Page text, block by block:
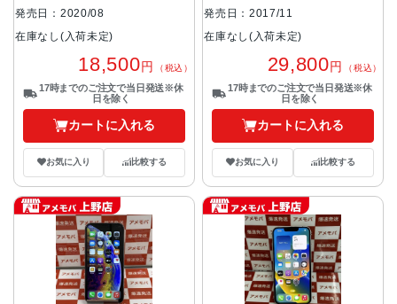
発売日：2020/08
在庫なし(入荷未定)
18,500円 （税込）
17時までのご注文で当日発送※休
日を除く
カートに入れる
お気に入り 比較する
発売日：2017/11
在庫なし(入荷未定)
29,800円 （税込）
17時までのご注文で当日発送※休
日を除く
カートに入れる
お気に入り 比較する